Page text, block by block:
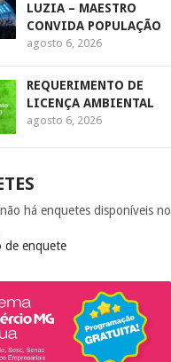
LUZIA – MAESTRO
CONVIDA POPULAÇÃO
agosto 6, 2026
REQUERIMENTO DE
LICENÇA AMBIENTAL
agosto 6, 2026
há enquetes disponíveis no
de enquete